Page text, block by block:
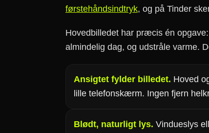
førstehåndsindtryk, og på Tinder
Hovedbilledet har præcis én
almindelig dag, og udstråle varme.
Ansigtet fylder billedet. Hoved
lille telefonskærm. Ingen fjern
Blødt, naturligt lys. Vindueslys